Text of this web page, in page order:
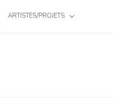
ARTISTES/PROJETS